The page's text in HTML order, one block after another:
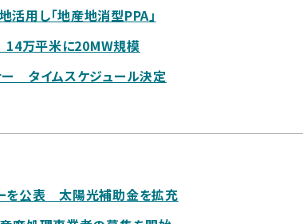
用し「地産地消型PPA」
14万平米に20MW規模
タイムスケジュール決定
を公表 太陽光補助金を拡充